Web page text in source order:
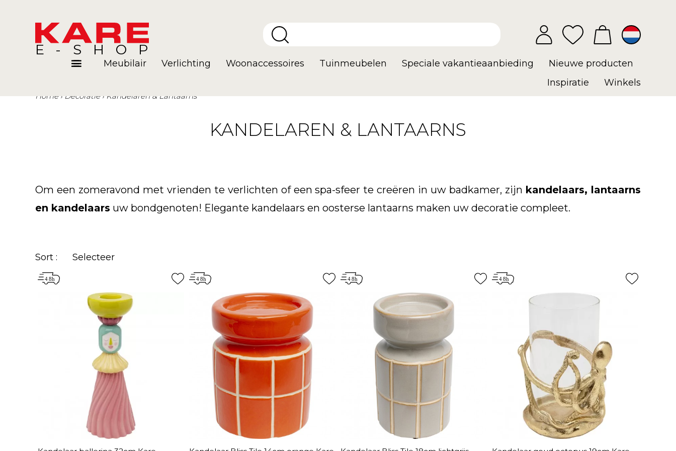
E-SHOP
Meubilair Verlichting Woonaccessoires Tuinmeubelen Speciale vakantieaanbieding
Nieuwe producten
Inspiratie
Winkels
Home Décoratie Kandelaren & Lantaarns
KANDELAREN & LANTAARNS
Om een zomeravond met vrienden te verlichten of een spa-sfeer te creëren in uw badkamer, zijn kandelaars, lantaarns
en kandelaars uw bondgenoten! Elegante kandelaars en oosterse lantaarns maken uw decoratie compleet.
Sort : Selecteer